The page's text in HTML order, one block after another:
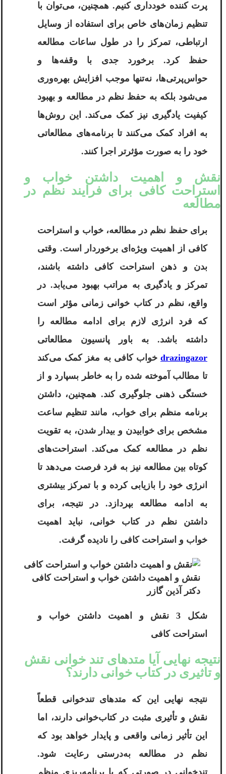
پرت کننده خودداری کنیم. همچنین، می‌توان با
تنظیم زمان‌های خاص برای استفاده از وسایل
ارتباطی، تمرکز را در طول ساعات مطالعه
حفظ کرد. برخورد جدی با وقفه‌ها و
حواس‌پرتی‌ها، نه‌تنها موجب افزایش بهره‌وری
می‌شود بلکه به حفظ نظم در مطالعه و بهبود
کیفیت یادگیری نیز کمک می‌کند. این روش‌ها
به افراد کمک می‌کنند تا برنامه‌های مطالعاتی
خود را به صورت مؤثرتر اجرا کنند.
نقش و اهمیت داشتن خواب و
استراحت کافی برای فرایند نظم در
مطالعه
برای حفظ نظم در مطالعه، خواب و استراحت
کافی از اهمیت ویژه‌ای برخوردار است. وقتی
بدن و ذهن استراحت کافی داشته باشند،
تمرکز و یادگیری به مراتب بهبود می‌یابد. در
واقع، نظم در کتاب خوانی زمانی مؤثر است
که فرد انرژی لازم برای ادامه مطالعه را
داشته باشد. به باور پانسیون مطالعاتی
drazingazor خواب کافی به مغز کمک می‌کند
تا مطالب آموخته شده را به خاطر بسپارد و از
خستگی ذهنی جلوگیری کند. همچنین، داشتن
برنامه منظم برای خواب، مانند تنظیم ساعت
مشخص برای خوابیدن و بیدار شدن، به تقویت
نظم در مطالعه کمک می‌کند. استراحت‌های
کوتاه بین مطالعه نیز به فرد فرصت می‌دهد تا
انرژی خود را بازیابی کرده و با تمرکز بیشتری
به ادامه مطالعه بپردازد. در نتیجه، برای
داشتن نظم در کتاب خوانی، نباید اهمیت
خواب و استراحت کافی را نادیده گرفت.
نقش و اهمیت داشتن خواب و استراحت کافی
دکتر آ‌‌ذین گازر
شکل 3 نقش و اهمیت داشتن خواب و
استراحت کافی
نتیجه نهایی آیا متدهای تند خوانی نقش
و تاثیری در کتاب خوانی دارند؟
نتیجه نهایی این که متدهای تندخوانی قطعاً
نقش و تأثیری مثبت در کتاب‌خوانی دارند، اما
این تأثیر زمانی واقعی و پایدار خواهد بود که
نظم در مطالعه به‌درستی رعایت شود.
تندخوانی در صورتی که با برنامه‌ریزی منظم